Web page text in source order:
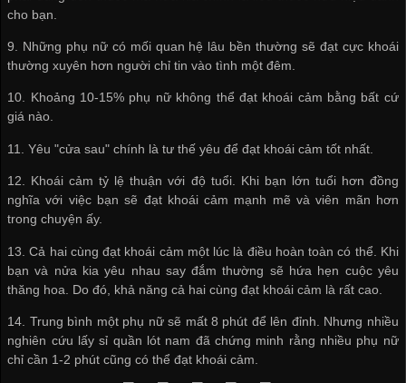
cho bạn.
9. Những phụ nữ có mối quan hệ lâu bền thường sẽ đạt cực khoái
thường xuyên hơn người chỉ tin vào tình một đêm.
10. Khoảng 10-15% phụ nữ không thể đạt khoái cảm bằng bất cứ
giá nào.
11. Yêu "cửa sau" chính là tư thế yêu để đạt khoái cảm tốt nhất.
12. Khoái cảm tỷ lệ thuận với độ tuổi. Khi bạn lớn tuổi hơn đồng
nghĩa với việc bạn sẽ đạt khoái cảm mạnh mẽ và viên mãn hơn
trong chuyện ấy.
13. Cả hai cùng đạt khoái cảm một lúc là điều hoàn toàn có thể. Khi
bạn và nửa kia yêu nhau say đắm thường sẽ hứa hẹn cuộc yêu
thăng hoa. Do đó, khả năng cả hai cùng đạt khoái cảm là rất cao.
14. Trung bình một phụ nữ sẽ mất 8 phút để lên đỉnh. Nhưng nhiều
nghiên cứu lấy sỉ quần lót nam đã chứng minh rằng nhiều phụ nữ
chỉ cần 1-2 phút cũng có thể đạt khoái cảm.